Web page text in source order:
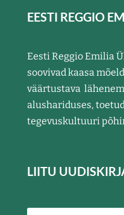
EESTI REGGIO
Eesti Reggio Emilia
soovivad kaasa
väärtustava
alushariduses,
tegevuskultuuri
LIITU